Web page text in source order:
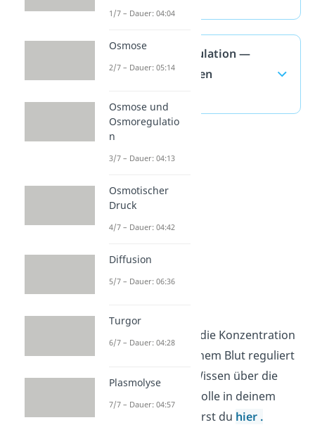
Blutzuckerregulation —
häufigste Fragen
Jetzt weißt du, wie die Konzentration
von Glucose in deinem Blut reguliert
wird. Noch mehr Wissen über die
Glucose und ihre Rolle in deinem
Stoffwechsel erfährst du hier .
1/7 – Dauer: 04:04
Osmose
2/7 – Dauer: 05:14
Osmose und
Osmoregulatio
n
3/7 – Dauer: 04:13
Osmotischer
Druck
4/7 – Dauer: 04:42
Diffusion
5/7 – Dauer: 06:36
Turgor
6/7 – Dauer: 04:28
Plasmolyse
7/7 – Dauer: 04:57